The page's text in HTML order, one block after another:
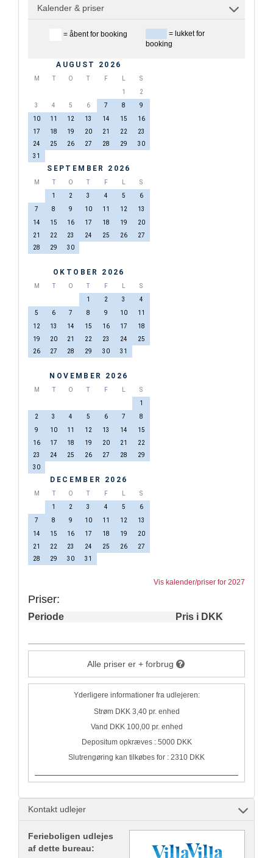
Kalender & priser
= åbent for booking
= lukket for
booking
AUGUST 2026
M T O T F
S
1
2
3
4 5 6 7 8
9
10
11 12 13 14 15
16
17
18 19 20 21 22
23
24
25 26 27 28 29
30
31
SEPTEMBER 2026
M T O T F
S
1
2 3 4 5
6
7
8 9 10 11 12
13
14
15 16 17 18 19
20
21
22 23 24 25 26
27
28
29 30
OKTOBER 2026
M T O T F
S
1
2 3
4
5
6 7 8 9 10
11
12
13 14 15 16 17
18
19
20 21 22 23 24
25
26
27 28 29 30 31
NOVEMBER 2026
M T O T F
S
1
2
3 4 5 6 7
8
9
10 11 12 13 14
15
16
17 18 19 20 21
22
23
24 25 26 27 28
29
30
DECEMBER 2026
M T O T F
S
1
2 3 4 5
6
7
8 9 10 11 12
13
14
15 16 17 18 19
20
21
22 23 24 25 26
27
28
29 30 31
Vis kalender/priser for 2027
Priser:
Periode Pris i DKK
Alle priser er + forbrug
Yderligere informationer fra udlejeren:
Strøm DKK 3,40 pr. enhed
Vand DKK 100,00 pr. enhed
Depositum opkræves : 5000 DKK
Slutrengøring kan tilkøbes for : 2310 DKK
Kontakt udlejer
Ferieboligen udlejes
af dette bureau: